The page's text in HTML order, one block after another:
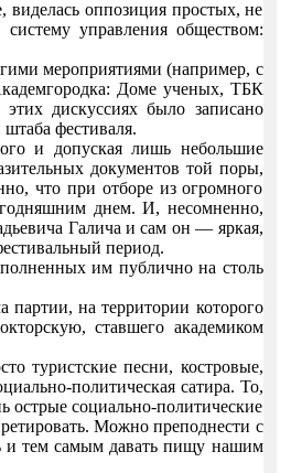
виделась оппозиция простых, не
управления обществом:
мероприятиями (например, с
Доме ученых, ТБК
дискуссиях было записано
фестиваля.
и допуская лишь небольшие
документов той поры,
что при отборе из огромного
днем. И, несомненно,
Галича и сам он — яркая,
период.
им публично на столь
партии, на территории которого
ставшего академиком
туристские песни, костровые,
политическая сатира. То,
острые социально-политические
Можно преподнести с
и тем самым давать пищу нашим